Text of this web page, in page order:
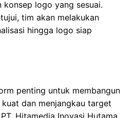
konsep logo yang sesuai.
tim akan melakukan
hingga logo siap
penting untuk membangun
dan menjangkau target
Hitamedia Inovasi Hutama